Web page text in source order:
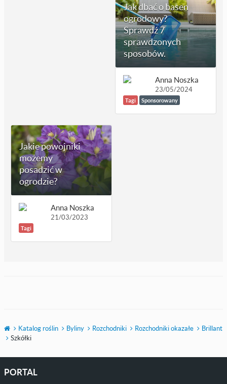
Jak dbać o basen
ogrodowy?
Sprawdź 7
sprawdzonych
sposobów.
Anna Noszka
23/05/2024
Tagi Sponsorowany
Jakie powojniki
możemy
posadzić w
ogrodzie?
Anna Noszka
21/03/2023
Tagi
Katalog roślin Byliny Rozchodniki Rozchodniki okazałe
Brillant
Szkółki
PORTAL